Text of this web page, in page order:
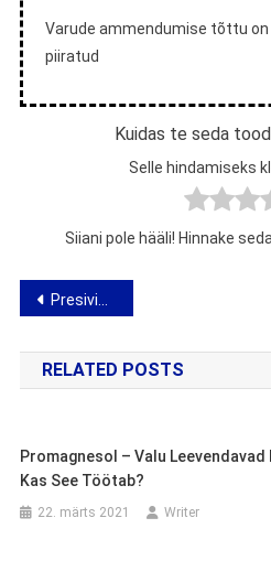
Varude ammendumise tõttu
piiratud
Kuidas te seda
Selle hindamiseks
Siiani pole hääli! Hinnake
Navigeerimine
Presivin – arvamus veenilaiendite ja jalgade tursete ettevalmistamise kohta
RELATED POSTS
Promagnesol – Valu
Kas See Töötab?
22. märts 2021 Writer